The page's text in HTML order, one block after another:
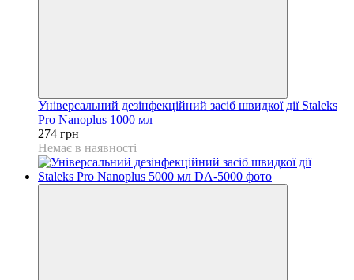
Універсальний дезінфекційний засіб швидкої дії Staleks
Pro Nanoplus 1000 мл
274 грн
Немає в наявності